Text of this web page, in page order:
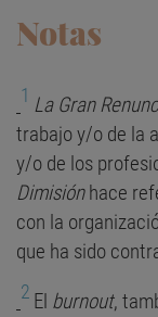
Notas
1 La Gran
trabajo y/o de la
y/o de los
Dimisiónhace
con la
que ha sido
2 El burnout,